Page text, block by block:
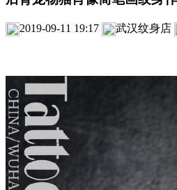
2019-09-11 19:17 武汉纹身店